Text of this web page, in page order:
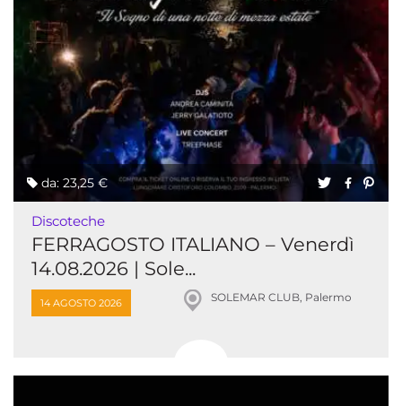
da: 23,25 €
Discoteche
FERRAGOSTO ITALIANO – Venerdì
14.08.2026 | Sole...
14 AGOSTO 2026 SOLEMAR CLUB, Palermo